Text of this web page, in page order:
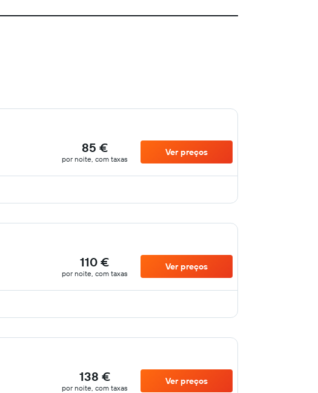
85 €
por noite, com taxas
Ver preços
110 €
por noite, com taxas
Ver preços
138 €
por noite, com taxas
Ver preços